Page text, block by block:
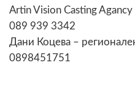
Аrtin Vision Casting Agancy
089 939 3342
Дани Коцева –
0898451751